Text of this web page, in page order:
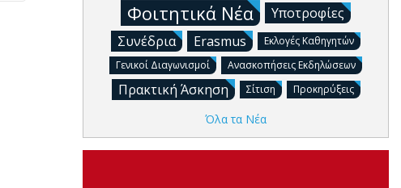
Φοιτητικά Νέα
Υποτροφίες
Συνέδρια
Erasmus
Εκλογές Καθηγητών
Γενικοί Διαγωνισμοί
Ανασκοπήσεις Εκδηλώσεων
Πρακτική Άσκηση Σίτιση Προκηρύξεις
Όλα τα Νέα